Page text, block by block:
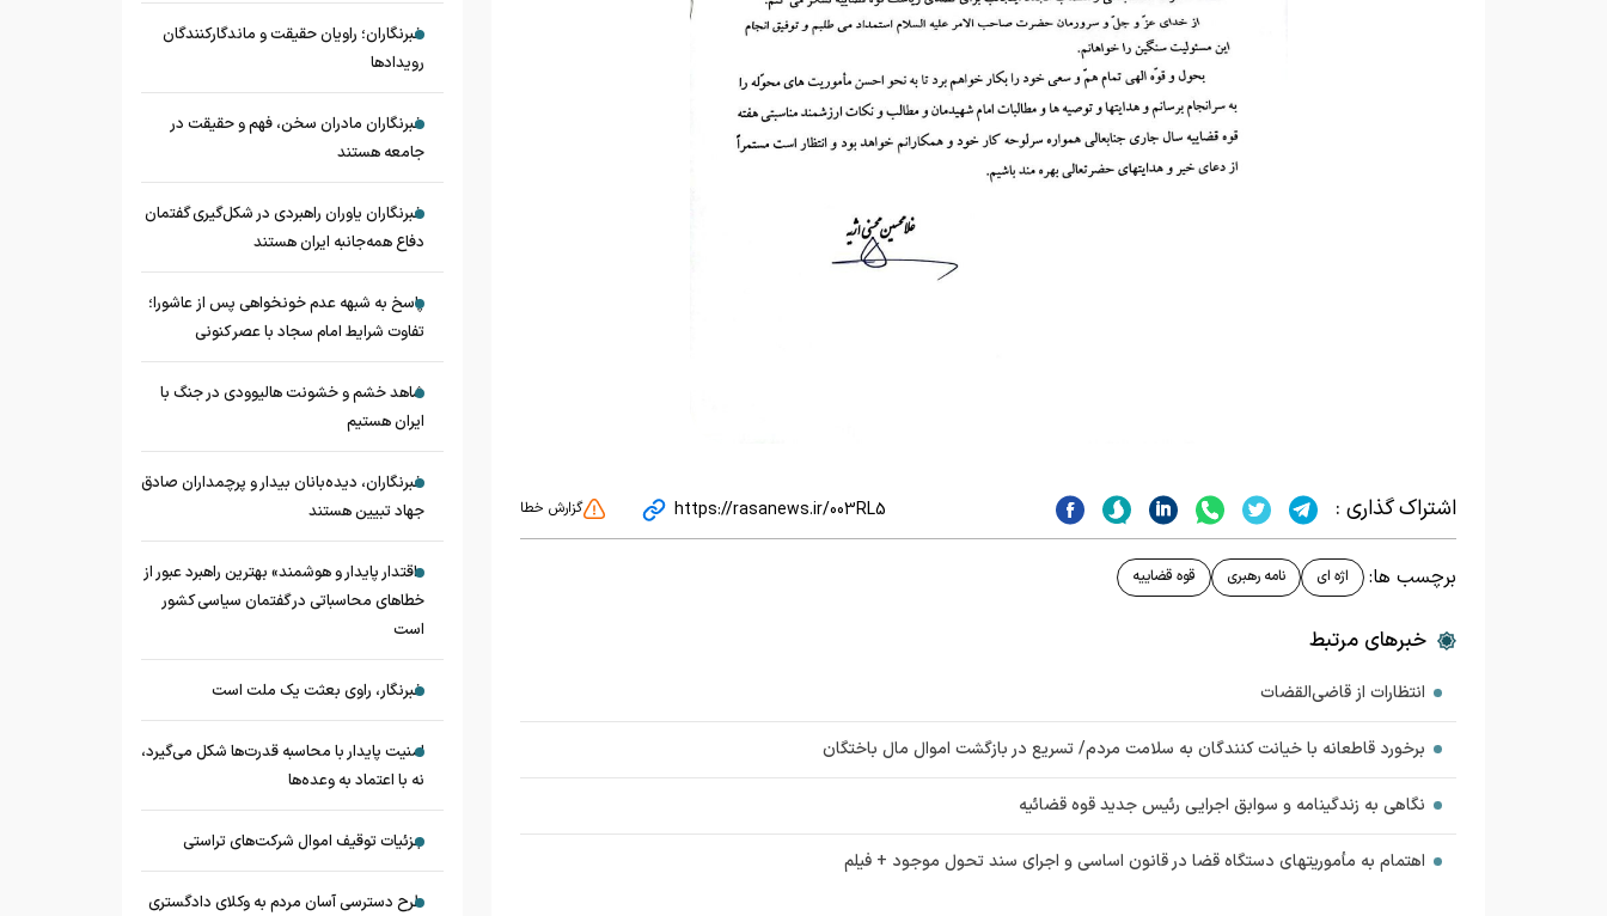
اشتراک گذاری : https://rasanews.ir/003RL5 گزارش خطا
برچسب ها: اژه ای نامه رهبری قوه قضاییه
خبرهای مرتبط
انتظارات از قاضی‌القضات
برخورد قاطعانه با خیانت کنندگان به سلامت مردم/ تسریع در بازگشت اموال مال باختگان
نگاهی به زندگینامه و سوابق اجرایی رئیس جدید قوه قضائیه
اهتمام به مأموریتهای دستگاه قضا در قانون اساسی و اجرای سند تحول موجود + فیلم
خبرنگاران؛ راویان حقیقت و ماندگارکنندگان
رویدادها
خبرنگاران مادران سخن، فهم و حقیقت در
جامعه هستند
خبرنگاران یاوران راهبردی در شکل‌گیری گفتمان
دفاع همه‌جانبه ایران هستند
پاسخ به شبهه عدم خونخواهی پس از عاشورا؛
تفاوت شرایط امام سجاد با عصر کنونی
شاهد خشم و خشونت هالیوودی در جنگ با
ایران هستیم
خبرنگاران، دیده‌بانان بیدار و پرچمداران صادق
جهاد تبیین هستند
«اقتدار پایدار و هوشمند» بهترین راهبرد عبور از
خطاهای محاسباتی در گفتمان سیاسی کشور
است
خبرنگار، راوی بعثت یک ملت است
امنیت پایدار با محاسبه قدرت‌ها شکل می‌گیرد،
نه با اعتماد به وعده‌ها
جزئیات توقیف اموال شرکت‌های تراستی
طرح دسترسی آسان مردم به وکلای دادگستری